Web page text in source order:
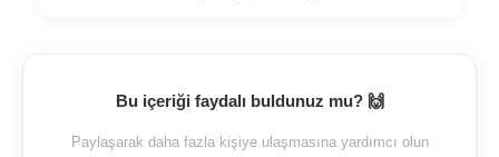
Bu içeriği faydalı buldunuz mu? 🙌
Paylaşarak daha fazla kişiye ulaşmasına yardımcı olun